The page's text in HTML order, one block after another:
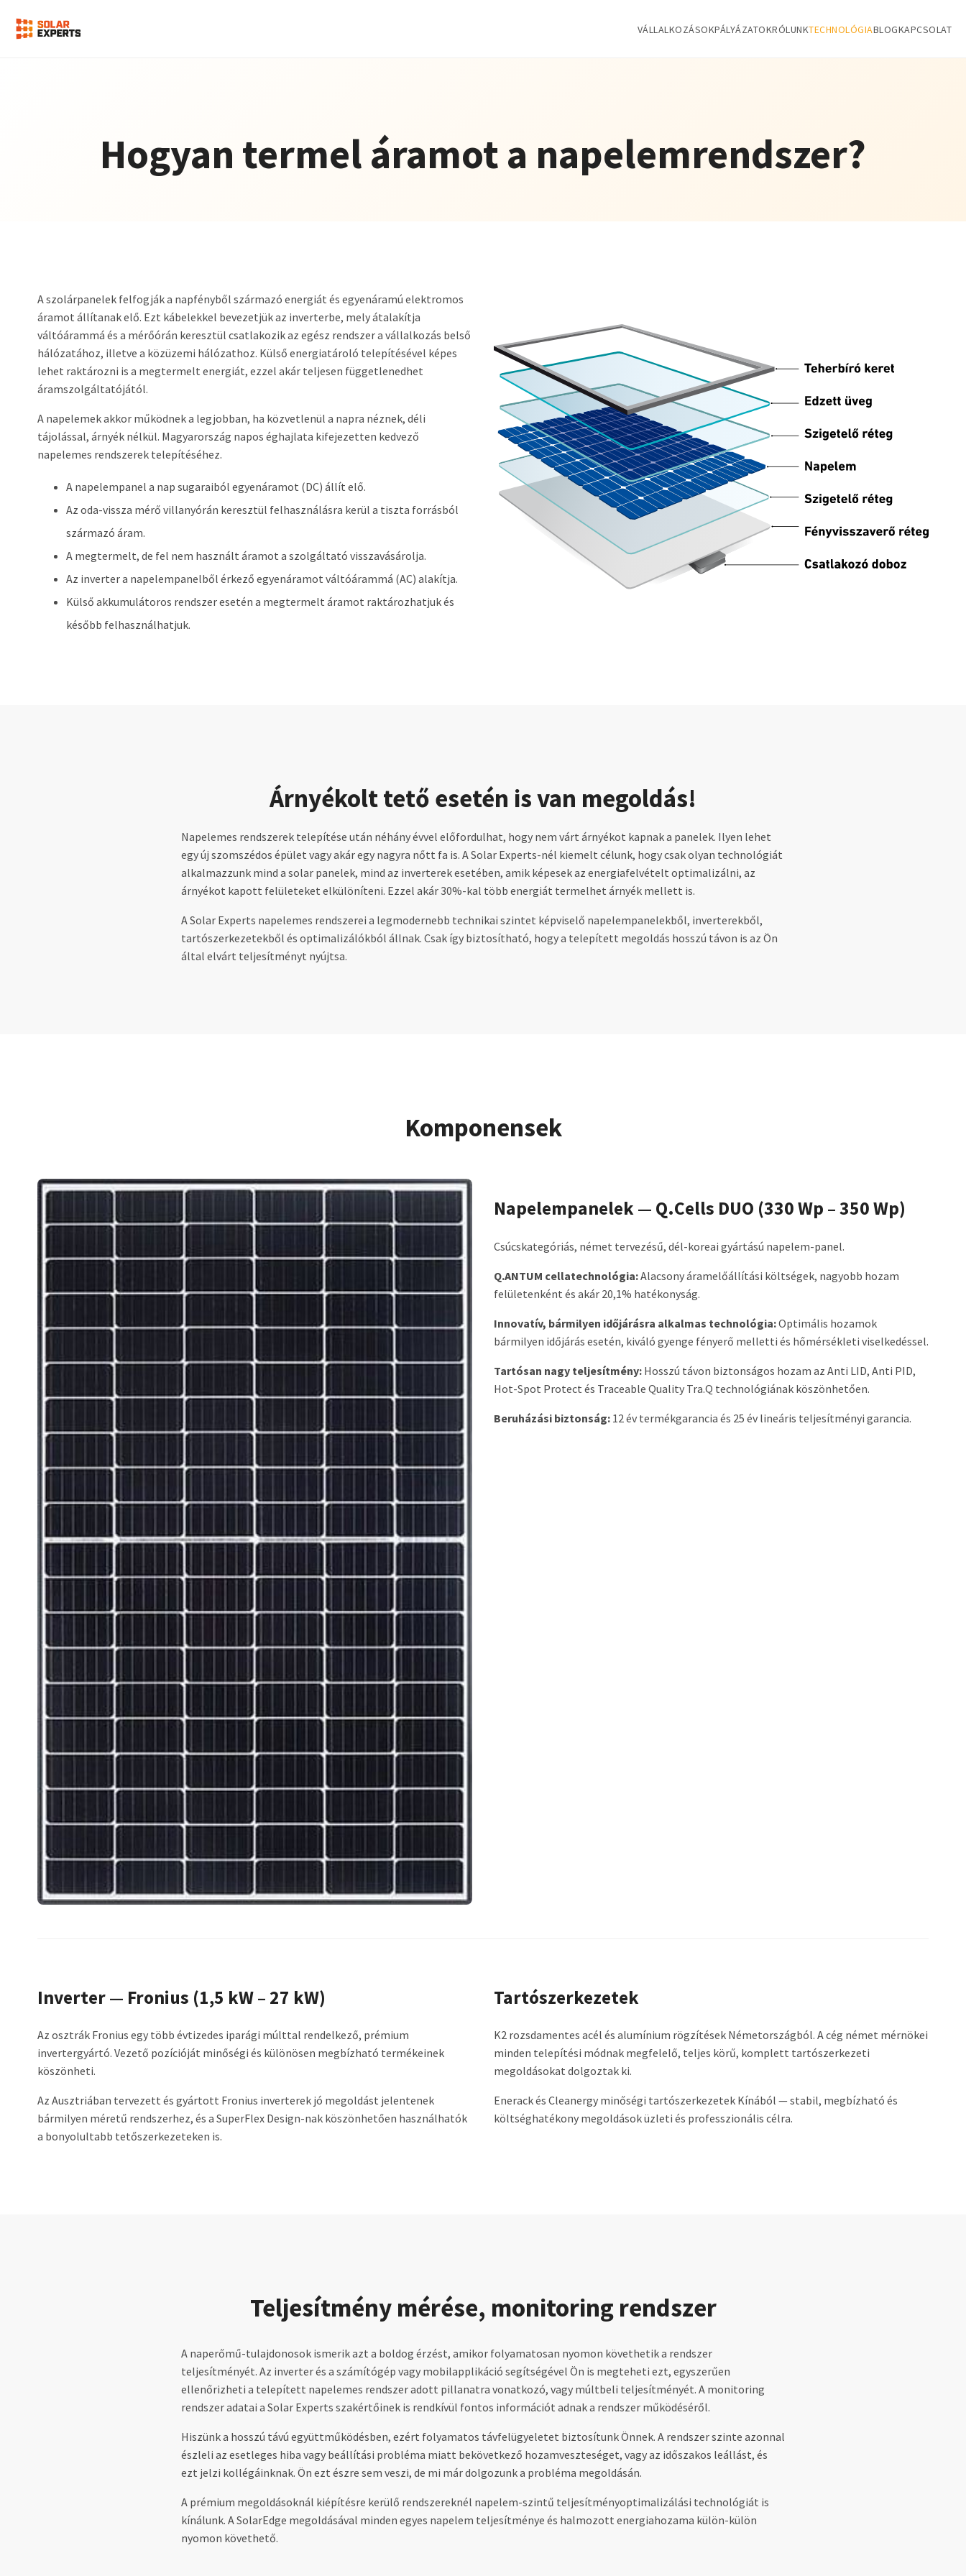
VÁLLALKOZÁSOKPÁLYÁZATOKRÓLUNKTECHNOLÓGIABLOGKAPCSOLAT
Hogyan termel áramot a napelemrendszer?
A szolárpanelek felfogják a napfényből származó energiát és egyenáramú elektromos
áramot állítanak elő. Ezt kábelekkel bevezetjük az inverterbe, mely átalakítja
váltóárammá és a mérőórán keresztül csatlakozik az egész rendszer a vállalkozás belső
hálózatához, illetve a közüzemi hálózathoz. Külső energiatároló telepítésével képes
lehet raktározni is a megtermelt energiát, ezzel akár teljesen függetlenedhet
áramszolgáltatójától.
A napelemek akkor működnek a legjobban, ha közvetlenül a napra néznek, déli
tájolással, árnyék nélkül. Magyarország napos éghajlata kifejezetten kedvező
napelemes rendszerek telepítéséhez.
A napelempanel a nap sugaraiból egyenáramot (DC) állít elő.
Az oda-vissza mérő villanyórán keresztül felhasználásra kerül a tiszta forrásból
származó áram.
A megtermelt, de fel nem használt áramot a szolgáltató visszavásárolja.
Az inverter a napelempanelből érkező egyenáramot váltóárammá (AC) alakítja.
Külső akkumulátoros rendszer esetén a megtermelt áramot raktározhatjuk és
később felhasználhatjuk.
Árnyékolt tető esetén is van megoldás!
Napelemes rendszerek telepítése után néhány évvel előfordulhat, hogy nem várt árnyékot kapnak a panelek. Ilyen lehet
egy új szomszédos épület vagy akár egy nagyra nőtt fa is. A Solar Experts-nél kiemelt célunk, hogy csak olyan technológiát
alkalmazzunk mind a solar panelek, mind az inverterek esetében, amik képesek az energiafelvételt optimalizálni, az
árnyékot kapott felületeket elkülöníteni. Ezzel akár 30%-kal több energiát termelhet árnyék mellett is.
A Solar Experts napelemes rendszerei a legmodernebb technikai szintet képviselő napelempanelekből, inverterekből,
tartószerkezetekből és optimalizálókból állnak. Csak így biztosítható, hogy a telepített megoldás hosszú távon is az Ön
által elvárt teljesítményt nyújtsa.
Komponensek
Napelempanelek — Q.Cells DUO (330 Wp – 350 Wp)
Csúcskategóriás, német tervezésű, dél-koreai gyártású napelem-panel.
Q.ANTUM cellatechnológia:Alacsony áramelőállítási költségek, nagyobb hozam
felületenként és akár 20,1% hatékonyság.
Innovatív, bármilyen időjárásra alkalmas technológia:Optimális hozamok
bármilyen időjárás esetén, kiváló gyenge fényerő melletti és hőmérsékleti viselkedéssel.
Tartósan nagy teljesítmény: Hosszú távon biztonságos hozam az Anti LID, Anti PID,
Hot-Spot Protect és Traceable Quality Tra.Q technológiának köszönhetően.
Beruházási biztonság: 12 év termékgarancia és 25 év lineáris teljesítményi garancia.
Inverter — Fronius (1,5 kW – 27 kW)
Az osztrák Fronius egy több évtizedes iparági múlttal rendelkező, prémium
invertergyártó. Vezető pozícióját minőségi és különösen megbízható termékeinek
köszönheti.
Az Ausztriában tervezett és gyártott Fronius inverterek jó megoldást jelentenek
bármilyen méretű rendszerhez, és a SuperFlex Design-nak köszönhetően használhatók
a bonyolultabb tetőszerkezeteken is.
Tartószerkezetek
K2 rozsdamentes acél és alumínium rögzítések Németországból. A cég német mérnökei
minden telepítési módnak megfelelő, teljes körű, komplett tartószerkezeti
megoldásokat dolgoztak ki.
Enerack és Cleanergy minőségi tartószerkezetek Kínából — stabil, megbízható és
költséghatékony megoldások üzleti és professzionális célra.
Teljesítmény mérése, monitoring rendszer
A naperőmű-tulajdonosok ismerik azt a boldog érzést, amikor folyamatosan nyomon követhetik a rendszer
teljesítményét. Az inverter és a számítógép vagy mobilapplikáció segítségével Ön is megteheti ezt, egyszerűen
ellenőrizheti a telepített napelemes rendszer adott pillanatra vonatkozó, vagy múltbeli teljesítményét. A monitoring
rendszer adatai a Solar Experts szakértőinek is rendkívül fontos információt adnak a rendszer működéséről.
Hiszünk a hosszú távú együttműködésben, ezért folyamatos távfelügyeletet biztosítunk Önnek. A rendszer szinte azonnal
észleli az esetleges hiba vagy beállítási probléma miatt bekövetkező hozamveszteséget, vagy az időszakos leállást, és
ezt jelzi kollégáinknak. Ön ezt észre sem veszi, de mi már dolgozunk a probléma megoldásán.
A prémium megoldásoknál kiépítésre kerülő rendszereknél napelem-szintű teljesítményoptimalizálási technológiát is
kínálunk. A SolarEdge megoldásával minden egyes napelem teljesítménye és halmozott energiahozama külön-külön
nyomon követhető.